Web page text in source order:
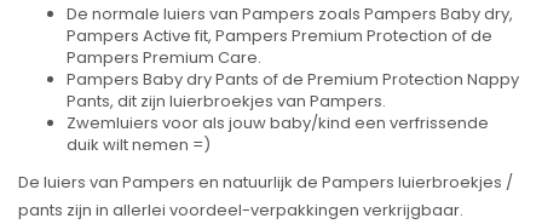
De normale luiers van Pampers zoals Pampers Baby dry,
Pampers Active fit, Pampers Premium Protection of de
Pampers Premium Care.
Pampers Baby dry Pants of de Premium Protection Nappy
Pants, dit zijn luierbroekjes van Pampers.
Zwemluiers voor als jouw baby/kind een verfrissende
duik wilt nemen =)
De luiers van Pampers en natuurlijk de Pampers luierbroekjes /
pants zijn in allerlei voordeel-verpakkingen verkrijgbaar.